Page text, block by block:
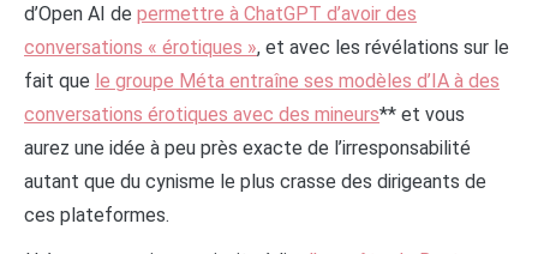
d’Open AI de permettre à ChatGPT d’avoir des
conversations « érotiques », et avec les révélations sur le
fait que le groupe Méta entraîne ses modèles d’IA à des
conversations érotiques avec des mineurs** et vous
aurez une idée à peu près exacte de l’irresponsabilité
autant que du cynisme le plus crasse des dirigeants de
ces plateformes.